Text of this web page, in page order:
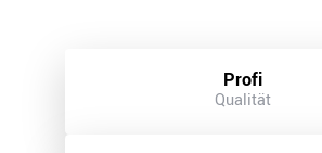
Profi
Qualität